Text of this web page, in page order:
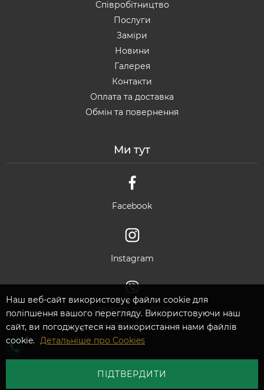
Співробітництво
Послуги
Заміри
Новини
Галерея
Контакти
Оплата та доставка
Обмін та повернення
Ми тут
Facebook
Instagram
+38 (067) 550 05 05
+38 (067) 210 55 05
Наш веб-сайт використовує файли cookie для
поліпшення вашого перегляду. Використовуючи наш
сайт, ви погоджуєтеся на використання нами файлів
cookie. Детальніше про Cookies
ПІДТВЕРДИТИ